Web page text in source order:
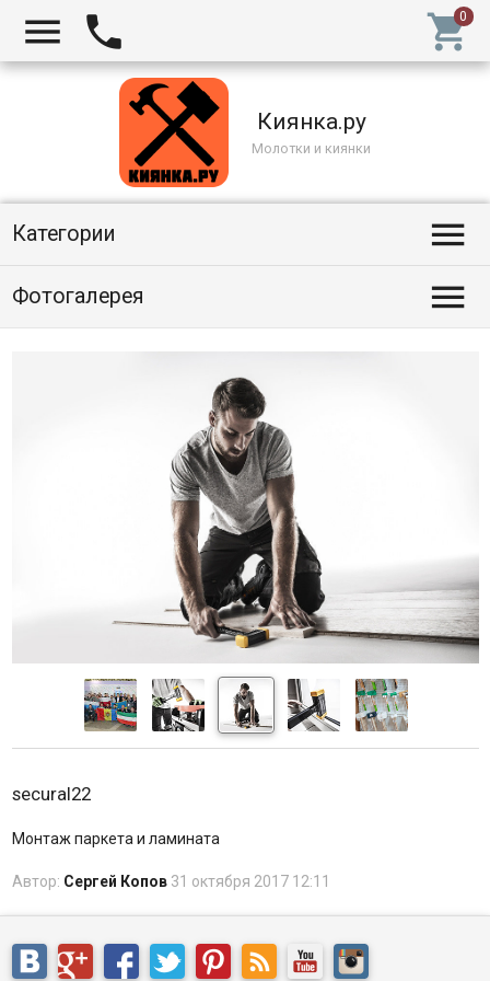
  
Киянка.ру
Молотки и киянки
Категории 
Фотогалерея 
secural22
Монтаж паркета и ламината
Автор: Сергей Копов31 октября 2017 12:11